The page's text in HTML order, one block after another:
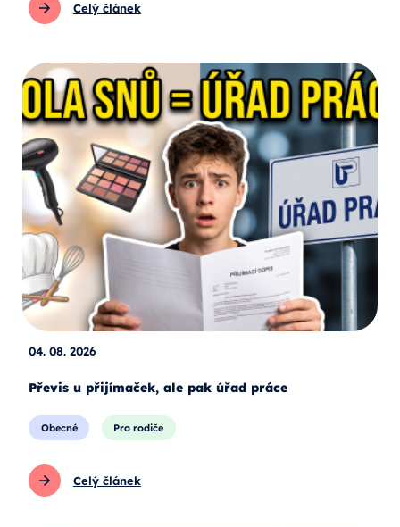
Celý článek
04. 08. 2026
Převis u přijímaček, ale pak úřad práce
Obecné Pro rodiče
Celý článek